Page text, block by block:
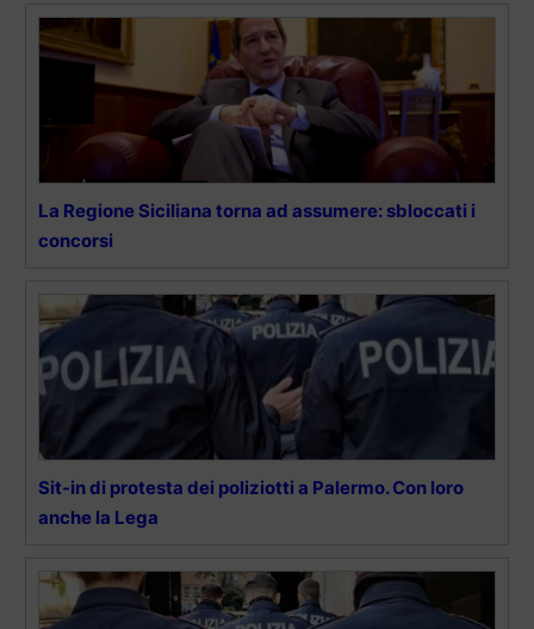
La Regione Siciliana torna ad assumere: sbloccati i
concorsi
Sit-in di protesta dei poliziotti a Palermo. Con loro
anche la Lega